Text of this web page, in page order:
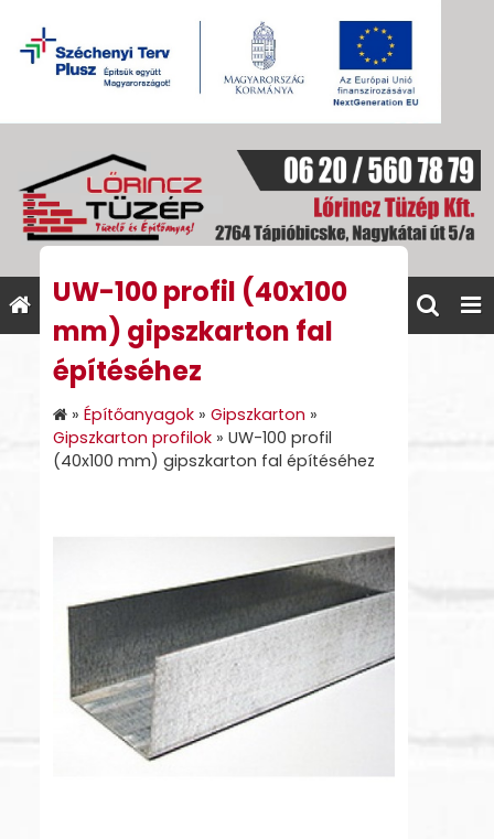
UW-100 profil (40x100
mm) gipszkarton fal
építéséhez
» Építőanyagok » Gipszkarton »
Gipszkarton profilok » UW-100 profil
(40x100 mm) gipszkarton fal építéséhez